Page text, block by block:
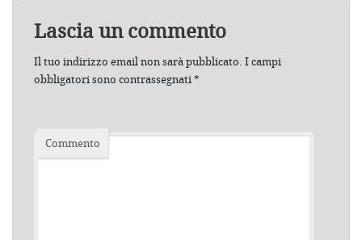
Lascia un commento
Il tuo indirizzo email non sarà pubblicato. I campi
obbligatori sono contrassegnati*
Commento